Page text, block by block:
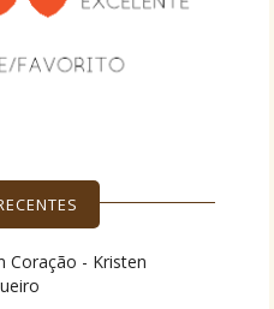
Coração - Kristen